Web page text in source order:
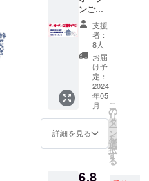
合2024
年11月5
日ま
で） ※
割引券
はメー
ルにて
送らせ
ていた
だきま
すの
で、ご
ださ
セージ
動画 ・
ステッ
カー ※
サイズ
はS・
M・L・
LLから
お選び
くださ
い。
ンご招
待プラ
ン】 〇
コレク
トス
イーツ
のプレ
オープ
ンにご
待！！
！ ・あ
やと
オーズ
感謝を
支援
者：
8人
お届
け予
定：
2024
年05
月
詳細を見る
こ
の
リ
タ
ー
ン
を
選
択
す
る
6,8